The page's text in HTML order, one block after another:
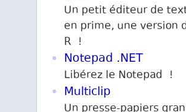
Un petit éditeur de
en prime, une version
R !
Notepad .NET
Libérez le Notepad !
Multiclip